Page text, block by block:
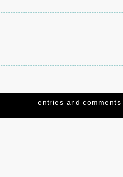
ウトを設置してみた。
entries andcomments